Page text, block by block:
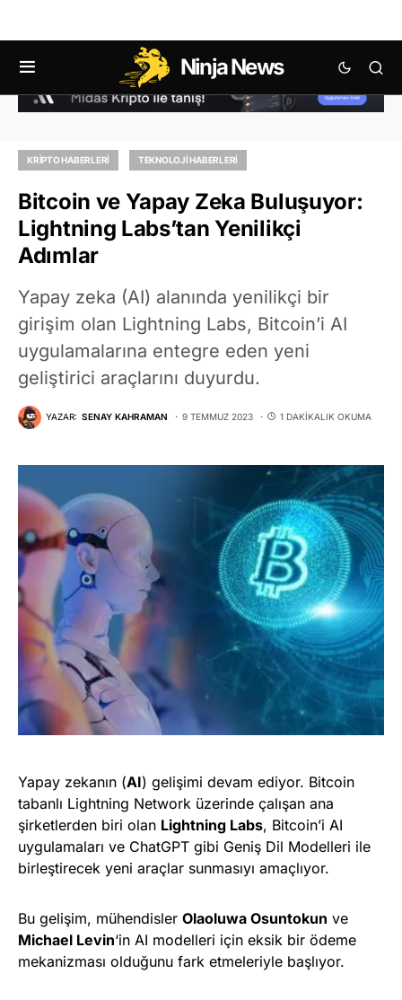
Ninja News
KRIPTO HABERLERI TEKNOLOJI HABERLERI
Bitcoin ve Yapay Zeka Buluşuyor:
Lightning Labs’tan Yenilikçi
Adımlar
Yapay zeka (AI) alanında yenilikçi bir
girişim olan Lightning Labs, Bitcoin’i AI
uygulamalarına entegre eden yeni
geliştirici araçlarını duyurdu.
YAZAR: SENAY KAHRAMAN 9 TEMMUZ 2023 1 DAKIKALIK OKUMA
Yapay zekanın (AI) gelişimi devam ediyor. Bitcoin
tabanlı Lightning Network üzerinde çalışan ana
şirketlerden biri olan Lightning Labs, Bitcoin’i AI
uygulamaları ve ChatGPT gibi Geniş Dil Modelleri ile
birleştirecek yeni araçlar sunmasıyı amaçlıyor.
Bu gelişim, mühendisler Olaoluwa Osuntokun ve
Michael Levin‘in AI modelleri için eksik bir ödeme
mekanizması olduğunu fark etmeleriyle başlıyor.